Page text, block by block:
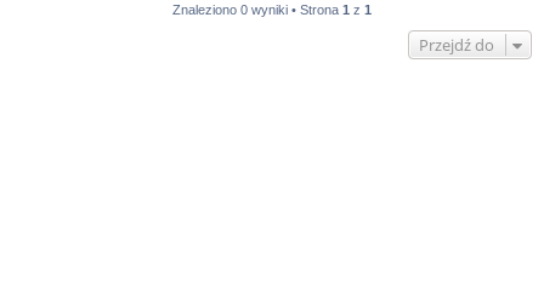
Znaleziono 0 wyniki • Strona 1 z 1
Przejdź do